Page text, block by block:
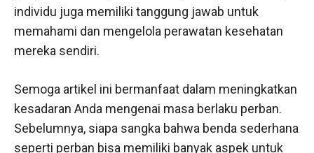
individu juga memiliki tanggung jawab untuk
memahami dan mengelola perawatan kesehatan
mereka sendiri.
Semoga artikel ini bermanfaat dalam meningkatkan
kesadaran Anda mengenai masa berlaku perban.
Sebelumnya, siapa sangka bahwa benda sederhana
seperti perban bisa memiliki banyak aspek untuk